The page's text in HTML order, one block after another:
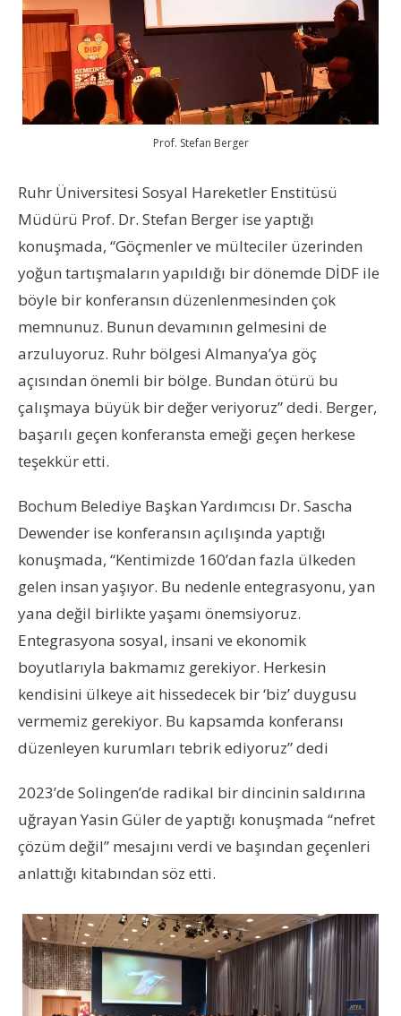
Prof. Stefan Berger
Ruhr Üniversitesi Sosyal Hareketler Enstitüsü
Müdürü Prof. Dr. Stefan Berger ise yaptığı
konuşmada, “Göçmenler ve mülteciler üzerinden
yoğun tartışmaların yapıldığı bir dönemde DİDF ile
böyle bir konferansın düzenlenmesinden çok
memnunuz. Bunun devamının gelmesini de
arzuluyoruz. Ruhr bölgesi Almanya’ya göç
açısından önemli bir bölge. Bundan ötürü bu
çalışmaya büyük bir değer veriyoruz” dedi. Berger,
başarılı geçen konferansta emeği geçen herkese
teşekkür etti.
Bochum Belediye Başkan Yardımcısı Dr. Sascha
Dewender ise konferansın açılışında yaptığı
konuşmada, “Kentimizde 160’dan fazla ülkeden
gelen insan yaşıyor. Bu nedenle entegrasyonu, yan
yana değil birlikte yaşamı önemsiyoruz.
Entegrasyona sosyal, insani ve ekonomik
boyutlarıyla bakmamız gerekiyor. Herkesin
kendisini ülkeye ait hissedecek bir ‘biz’ duygusu
vermemiz gerekiyor. Bu kapsamda konferansı
düzenleyen kurumları tebrik ediyoruz” dedi
2023’de Solingen’de radikal bir dincinin saldırına
uğrayan Yasin Güler de yaptığı konuşmada “nefret
çözüm değil” mesajını verdi ve başından geçenleri
anlattığı kitabından söz etti.